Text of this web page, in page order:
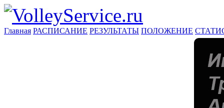
Главная РАСПИСАНИЕ РЕЗУЛЬТАТЫ ПОЛОЖЕНИЕ